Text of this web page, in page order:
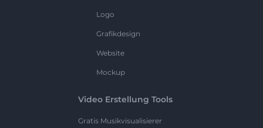
Logo
Grafikdesign
Website
Mockup
Video Erstellung Tools
Gratis Musikvisualisierer